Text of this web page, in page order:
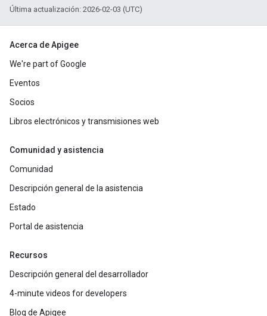
Última actualización: 2026-02-03 (UTC)
Acerca de Apigee
We're part of Google
Eventos
Socios
Libros electrónicos y transmisiones web
Comunidad y asistencia
Comunidad
Descripción general de la asistencia
Estado
Portal de asistencia
Recursos
Descripción general del desarrollador
4-minute videos for developers
Blog de Apigee